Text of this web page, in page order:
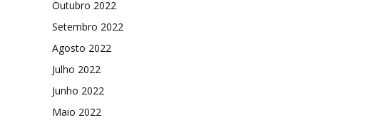
Outubro 2022
Setembro 2022
Agosto 2022
Julho 2022
Junho 2022
Maio 2022